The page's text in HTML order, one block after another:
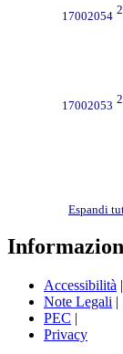
17002054
17002053
Espandi
Accessibilità |
Note Legali |
PEC |
Privacy